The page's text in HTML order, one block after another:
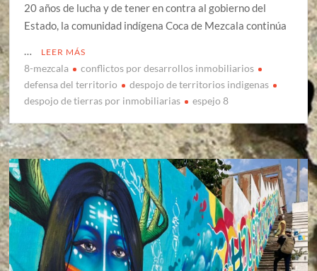
20 años de lucha y de tener en contra al gobierno del
Estado, la comunidad indígena Coca de Mezcala continúa
…
LEER MÁS
8-mezcala
conflictos por desarrollos inmobiliarios
defensa del territorio
despojo de territorios indigenas
despojo de tierras por inmobiliarias
espejo 8